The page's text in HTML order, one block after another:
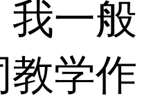
我一般
教学作